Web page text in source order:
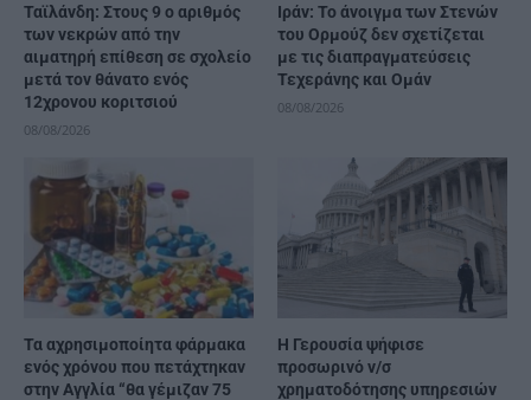
Ταϊλάνδη: Στους 9 ο αριθμός
των νεκρών από την
αιματηρή επίθεση σε σχολείο
μετά τον θάνατο ενός
12χρονου κοριτσιού
08/08/2026
Ιράν: Το άνοιγμα των Στενών
του Ορμούζ δεν σχετίζεται
με τις διαπραγματεύσεις
Τεχεράνης και Ομάν
08/08/2026
Τα αχρησιμοποίητα φάρμακα
ενός χρόνου που πετάχτηκαν
στην Αγγλία “θα γέμιζαν 75
Η Γερουσία ψήφισε
προσωρινό ν/σ
χρηματοδότησης υπηρεσιών